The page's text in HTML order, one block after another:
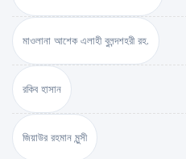
মাওলানা আশেক এলাহী বুলন্দশহরী রহ.
রকিব হাসান
জিয়াউর রহমান মুন্সী